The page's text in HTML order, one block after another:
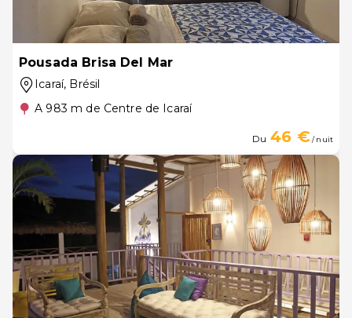
Pousada Brisa Del Mar
Icaraí, Brésil
A 983 m de Centre de Icaraí
Du 46 €/ nuit